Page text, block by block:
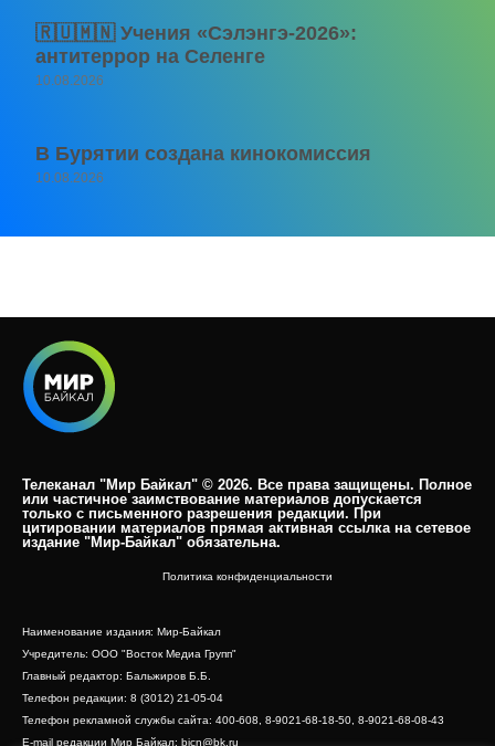
🇷🇺🇲🇳 Учения «Сэлэнгэ-2026»:
антитеррор на Селенге
10.08.2026
В Бурятии создана кинокомиссия
10.08.2026
Телеканал "Мир Байкал" © 2026. Все права защищены. Полное
или частичное заимствование материалов допускается
только с письменного разрешения редакции. При
цитировании материалов прямая активная ссылка на сетевое
издание "Мир-Байкал" обязательна.​
Политика конфиденциальности
Наименование издания: Мир-Байкал
Учредитель: ООО "Восток Медиа Групп"
Главный редактор: Бальжиров Б.Б.
Телефон редакции: 8 (3012) 21-05-04
Телефон рекламной службы сайта: 400-608, 8-9021-68-18-50, 8-9021-68-08-43
E-mail редакции Мир Байкал: bicn@bk.ru